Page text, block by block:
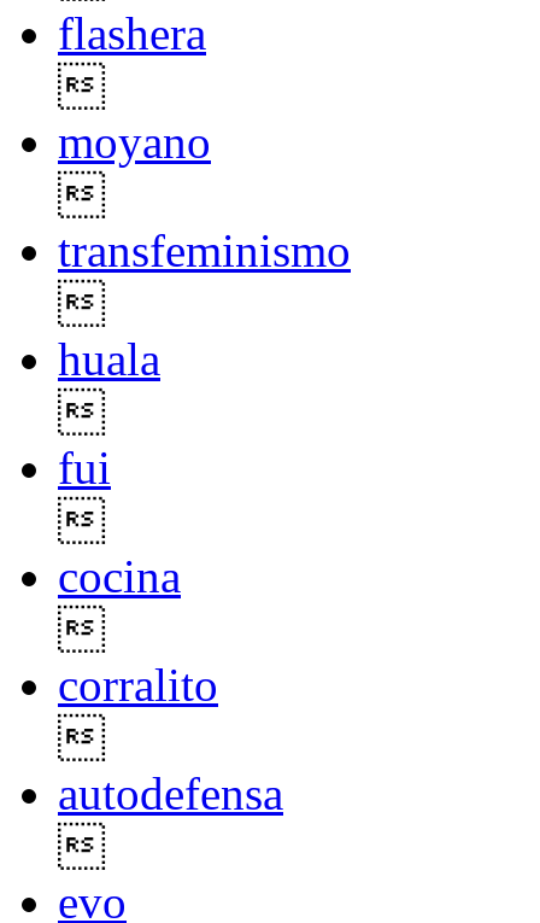
flashera
moyano
transfeminismo
huala
fui
cocina
corralito
autodefensa
evo